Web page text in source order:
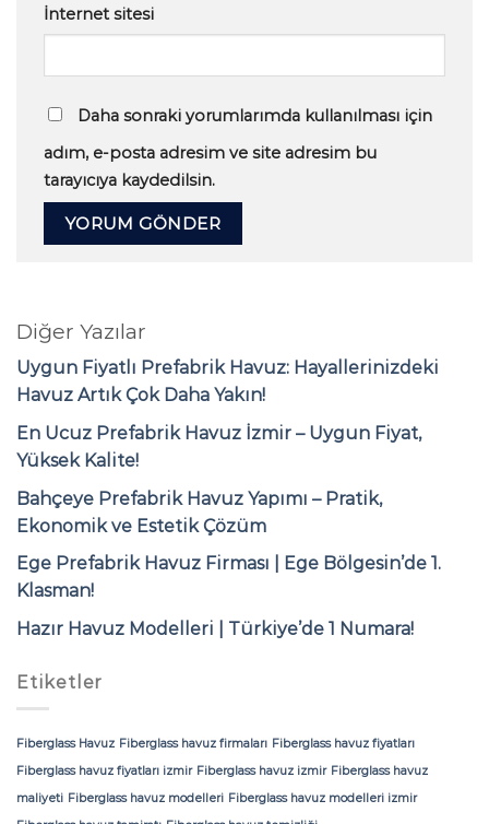
İnternet sitesi
Daha sonraki yorumlarımda kullanılması için
adım, e-posta adresim ve site adresim bu
tarayıcıya kaydedilsin.
Diğer Yazılar
Uygun Fiyatlı Prefabrik Havuz: Hayallerinizdeki
Havuz Artık Çok Daha Yakın!
En Ucuz Prefabrik Havuz İzmir – Uygun Fiyat,
Yüksek Kalite!
Bahçeye Prefabrik Havuz Yapımı – Pratik,
Ekonomik ve Estetik Çözüm
Ege Prefabrik Havuz Firması | Ege Bölgesin’de 1.
Klasman!
Hazır Havuz Modelleri | Türkiye’de 1 Numara!
Etiketler
Fiberglass Havuz Fiberglass havuz firmaları Fiberglass havuz fiyatları
Fiberglass havuz fiyatları izmir Fiberglass havuz izmir Fiberglass havuz
maliyeti Fiberglass havuz modelleri Fiberglass havuz modelleri izmir